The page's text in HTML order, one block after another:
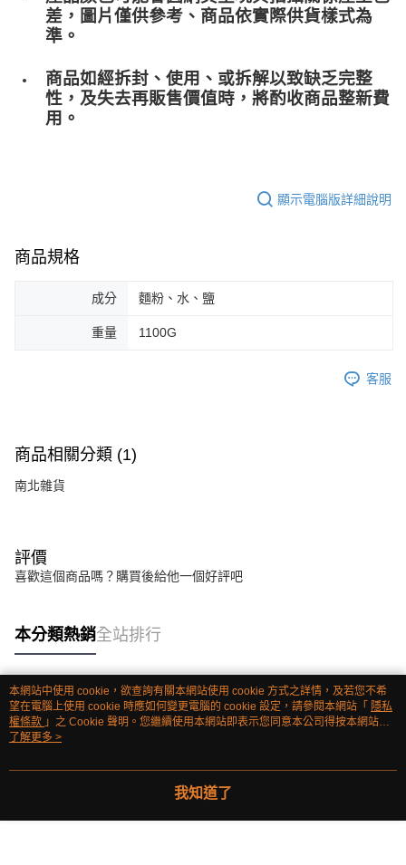
差，圖片僅供參考、商品依實際供貨樣式為
準。
商品如經拆封、使用、或拆解以致缺乏完整
性，及失去再販售價值時，將酌收商品整﻿新費
用。
顯示電腦版詳細說明
商品規格
成分 麵粉、水、鹽
重量 1100G
客服
商品相關分類 (1)
南北雜貨
評價
喜歡這個商品嗎？購買後給他一個好評吧
本分類熱銷全站排行
熱門標籤
本網站中使用 cookie，欲查詢有關本網站使用 cookie 方式之詳情，及若您不希
望在電腦上使用 cookie 時應如何變更電腦的 cookie 設定，請參閱本網站「 隱私
權條款 」之 Cookie 聲明。您繼續使用本網站即表示您同意本公司得按本網站使
用條款之 Cookie 聲明使用 cookie。
了解更多 >
我知道了